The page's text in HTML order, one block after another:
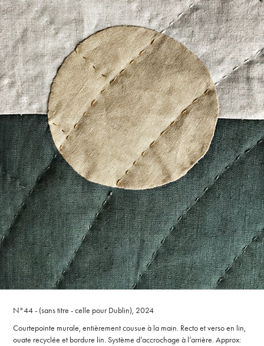
N°44 - (sans titre - celle pour Dublin), 2024
Courtepointe murale, entièrement cousue à la main. Recto et verso en lin,
ouate recyclée et bordure lin. Système d’accrochage à l’arrière. Approx: